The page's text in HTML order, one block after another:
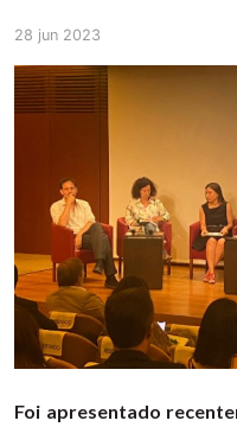
28 jun 2023
Foi apresentado